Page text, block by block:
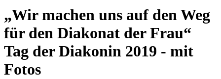
„Wir machen uns auf den Weg
für den Diakonat der Frau“
Tag der Diakonin 2019 - mit
Fotos